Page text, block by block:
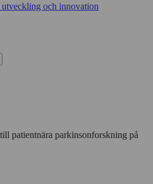
och innovation
patientnära parkinsonforskning på